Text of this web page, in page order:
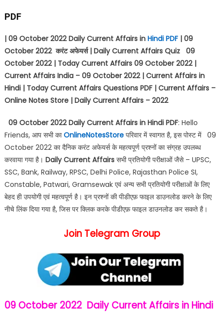
PDF
| 09 October 2022 Daily Current Affairs in Hindi PDF| 09
October 2022करंट अफेयर्स | Daily Current Affairs Quiz 09
October 2022 | Today Current Affairs 09 October 2022 |
Current Affairs India – 09 October 2022 | Current Affairs in
Hindi | Today Current Affairs Questions PDF | Current Affairs –
Online Notes Store | Daily Current Affairs – 2022
09 October 2022 Daily Current Affairs in Hindi PDF: Hello
Friends, आप सभी काOnlineNotesStoreपरिवार में स्वागत है, इस पोस्ट में 09
October 2022 का दैनिक करंट अफेयर्स के महत्वपूर्ण प्रश्नों का संग्रह उपलब्ध
करवाया गया है। Daily Current Affairsसभी प्रतियोगी परीक्षाओं जैसे – UPSC,
SSC, Bank, Railway, RPSC, Delhi Police, Rajasthan Police SI,
Constable, Patwari, Gramsewak एवं अन्य सभी प्रतियोगी परीक्षाओं के लिए
बेहद ही उपयोगी एवं महत्वपूर्ण है। इन प्रश्नों की पीडीएफ़ फाइल डाउनलोड करने के लिए
नीचे लिंक दिया गया है, जिस पर क्लिक करके पीडीएफ़ फाइल डाउनलोड कर सकते है।
Join Telegram Group
09 October 2022 Daily Current Affairs in Hindi